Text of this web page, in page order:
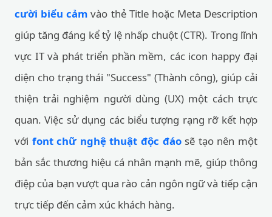
cười biểu cảm vào thẻ Title hoặc Meta Description
giúp tăng đáng kể tỷ lệ nhấp chuột (CTR). Trong lĩnh
vực IT và phát triển phần mềm, các icon happy đại
diện cho trạng thái "Success" (Thành công), giúp cải
thiện trải nghiệm người dùng (UX) một cách trực
quan. Việc sử dụng các biểu tượng rạng rỡ kết hợp
với font chữ nghệ thuật độc đáosẽ tạo nên một
bản sắc thương hiệu cá nhân mạnh mẽ, giúp thông
điệp của bạn vượt qua rào cản ngôn ngữ và tiếp cận
trực tiếp đến cảm xúc khách hàng.